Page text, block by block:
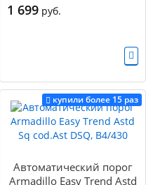
1 699 руб.
купили более 15 раз
Автоматический порог
Armadillo Easy Trend Astd